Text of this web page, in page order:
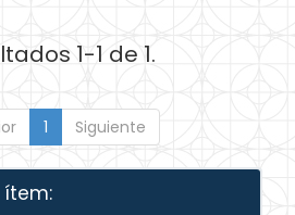
1-1 de 1.
1 Siguiente
ítem: